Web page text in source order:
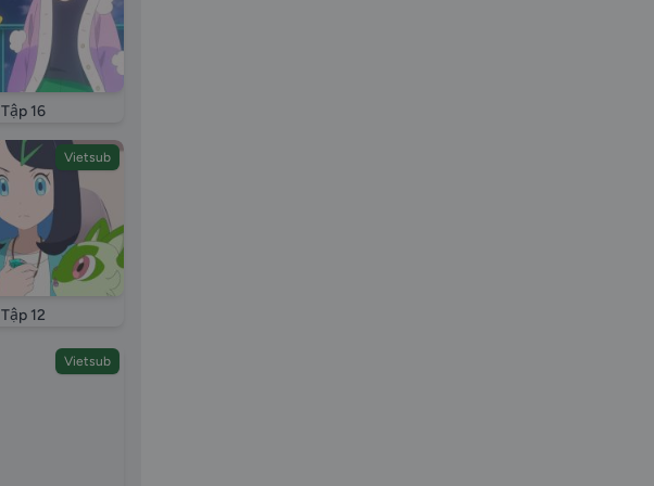
Tập 16
Vietsub
Tập 12
Vietsub